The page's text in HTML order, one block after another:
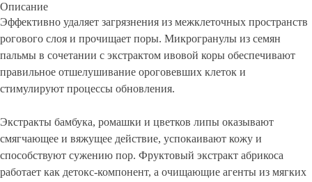
Описание
Эффективно удаляет загрязнения из межклеточных пространств
рогового слоя и прочищает поры. Микрогранулы из семян
пальмы в сочетании с экстрактом ивовой коры обеспечивают
правильное отшелушивание ороговевших клеток и
стимулируют процессы обновления.
Экстракты бамбука, ромашки и цветков липы оказывают
смягчающее и вяжущее действие, успокаивают кожу и
способствуют сужению пор. Фруктовый экстракт абрикоса
работает как детокс-компонент, а очищающие агенты из мягких